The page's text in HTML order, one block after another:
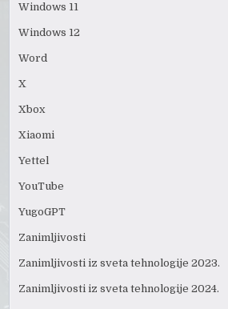
Windows 11
Windows 12
Word
X
Xbox
Xiaomi
Yettel
YouTube
YugoGPT
Zanimljivosti
Zanimljivosti iz sveta tehnologije 2023.
Zanimljivosti iz sveta tehnologije 2024.